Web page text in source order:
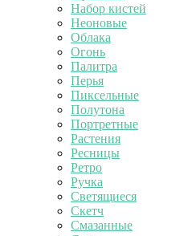
Набор кистей
Неоновые
Облака
Огонь
Палитра
Перья
Пиксельные
Полутона
Портретные
Растения
Ресницы
Ретро
Ручка
Светящиеся
Скетч
Смазанные